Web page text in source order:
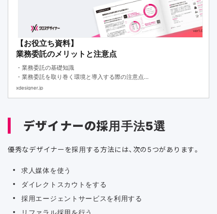
【お役立ち資料】
業務委託のメリットと注意点
・業務委託の基礎知識
・業務委託を取り巻く環境と導入する際の注意点
・業務委託のメリットと効率的な導入方法
xdesigner.jp
デザイナーの採用手法5選
優秀なデザイナーを採用する方法には、次の5つがあります。
求人媒体を使う
ダイレクトスカウトをする
採用エージェントサービスを利用する